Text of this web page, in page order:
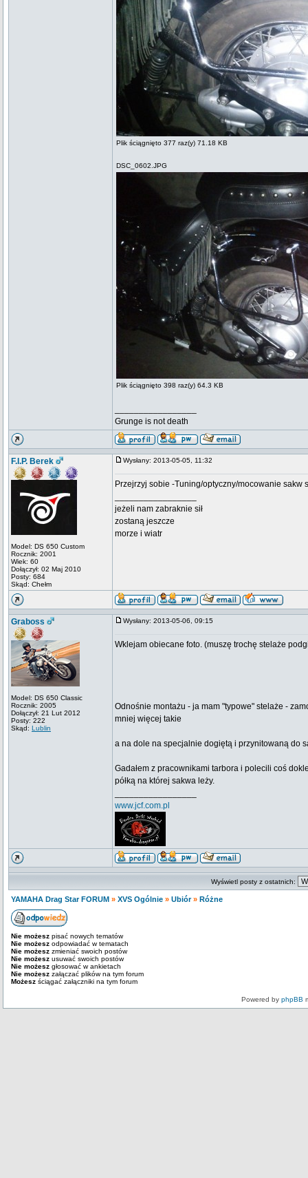
Plik ściągnięto 377 raz(y) 71.18 KB
DSC_0602.JPG
Plik ściągnięto 398 raz(y) 64.3 KB
Grunge is not death
F.I.P. Berek
Model: DS 650 Custom
Rocznik: 2001
Wiek: 60
Dołączył: 02 Maj 2010
Posty: 684
Skąd: Chełm
Wysłany: 2013-05-05, 11:32
Przejrzyj sobie -Tuning/optyczny/mocowanie sakw
jeżeli nam zabraknie sił
zostaną jeszcze
morze i wiatr
Graboss
Model: DS 650 Classic
Rocznik: 2005
Dołączył: 21 Lut 2012
Posty: 222
Skąd: Lublin
Wysłany: 2013-05-06, 09:15
Wklejam obiecane foto. (muszę trochę stelaże
Odnośnie montażu - ja mam "typowe" stelaże -
mniej więcej takie
a na dole na specjalnie dogiętą i przynitowaną do
Gadałem z pracownikami tarbora i polecili coś
półką na której sakwa leży.
www.jcf.com.pl
Wyświetl posty z ostatnich:
YAMAHA Drag Star FORUM » XVS Ogólnie » Ubiór» Różne
Nie możesz pisać nowych tematów
Nie możesz odpowiadać w tematach
Nie możesz zmieniać swoich postów
Nie możesz usuwać swoich postów
Nie możesz głosować w ankietach
Nie możesz załączać plików na tym forum
Możesz ściągać załączniki na tym forum
Powered by phpBB